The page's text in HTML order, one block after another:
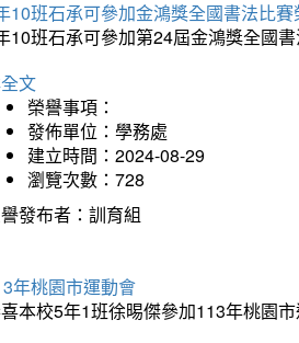
10班石承可參加金鴻獎全國書法比賽
10班石承可參加第24屆金鴻獎全國
文
榮譽事項：
發佈單位：學務處
建立時間：2024-08-29
瀏覽次數：728
發布者：訓育組
年桃園市運動會
本校5年1班徐晹傑參加113年桃園